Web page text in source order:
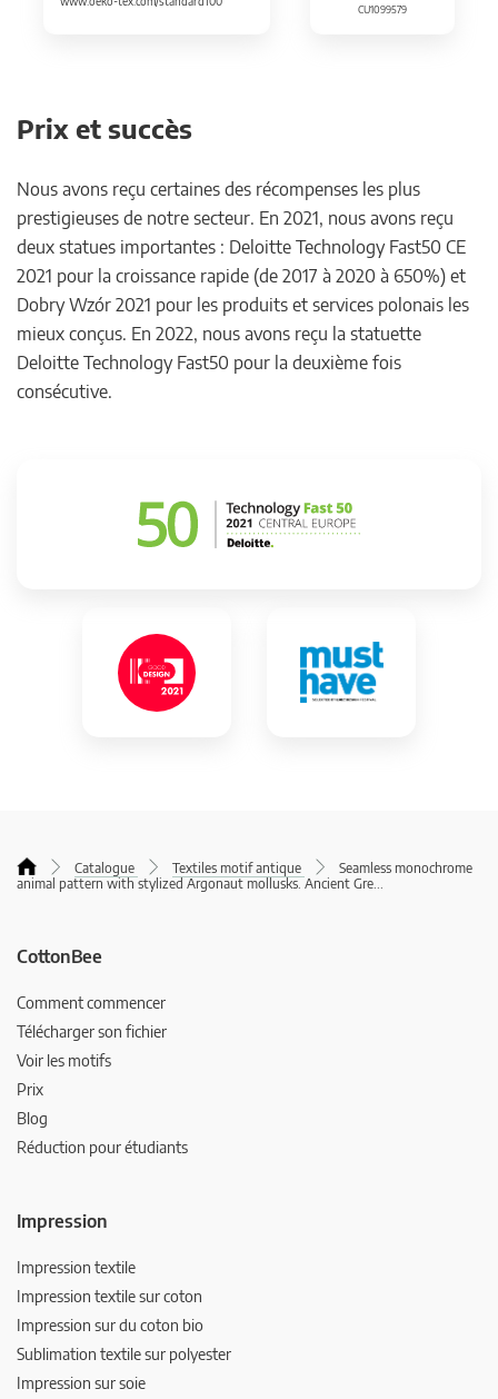
CU1099579
Prix et succès
Nous avons reçu certaines des récompenses les plus
prestigieuses de notre secteur. En 2021, nous avons reçu
deux statues importantes : Deloitte Technology Fast50 CE
2021 pour la croissance rapide (de 2017 à 2020 à 650%) et
Dobry Wzór 2021 pour les produits et services polonais les
mieux conçus. En 2022, nous avons reçu la statuette
Deloitte Technology Fast50 pour la deuxième fois
consécutive.
Catalogue Textiles motif antique
Seamless monochrome
animal pattern with stylized Argonaut mollusks. Ancient Gre...
CottonBee
Comment commencer
Télécharger son fichier
Voir les motifs
Prix
Blog
Réduction pour étudiants
Impression
Impression textile
Impression textile sur coton
Impression sur du coton bio
Sublimation textile sur polyester
Impression sur soie